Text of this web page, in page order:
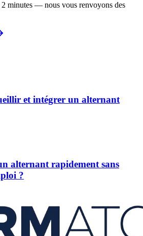
minutes — nous vous renvoyons des
et intégrer un alternant
alternant rapidement sans
?